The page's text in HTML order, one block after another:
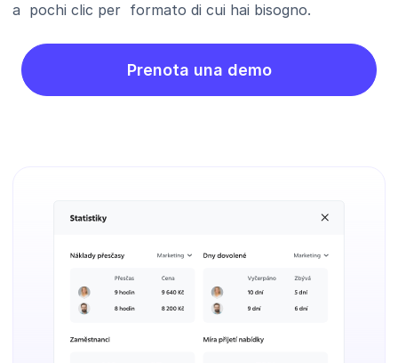
a pochi clic per formato di cui hai bisogno.
Prenota una demo